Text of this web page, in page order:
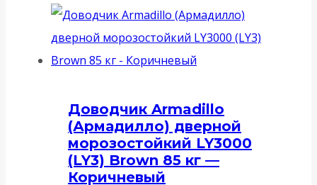
Доводчик Armadillo
(Армадилло) дверной
морозостойкий LY3000
(LY3) Brown 85 кг —
Коричневый